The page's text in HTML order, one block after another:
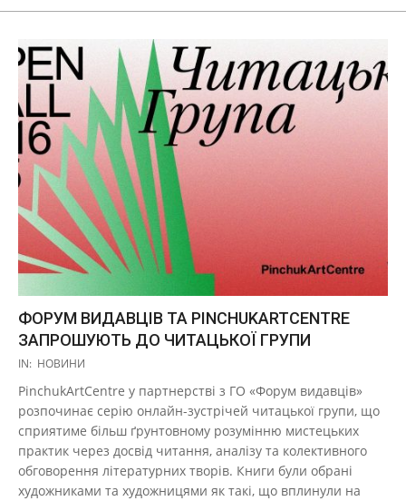
ФОРУМ ВИДАВЦІВ ТА PINCHUKARTCENTRE
ЗАПРОШУЮТЬ ДО ЧИТАЦЬКОЇ ГРУПИ
2021-
14
IN: НОВИНИ
PinchukArtCentre у партнерстві з ГО «Форум видавців»
розпочинає серію онлайн-зустрічей читацької групи, що
сприятиме більш ґрунтовному розумінню мистецьких
практик через досвід читання, аналізу та колективного
обговорення літературних творів. Книги були обрані
художниками та художницями як такі, що вплинули на